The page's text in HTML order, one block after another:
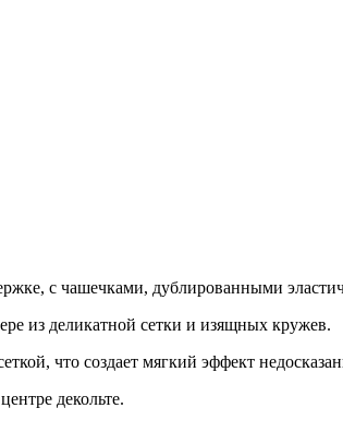
с чашечками, дублированными
из деликатной сетки и изящных кружев.
что создает мягкий эффект
декольте.